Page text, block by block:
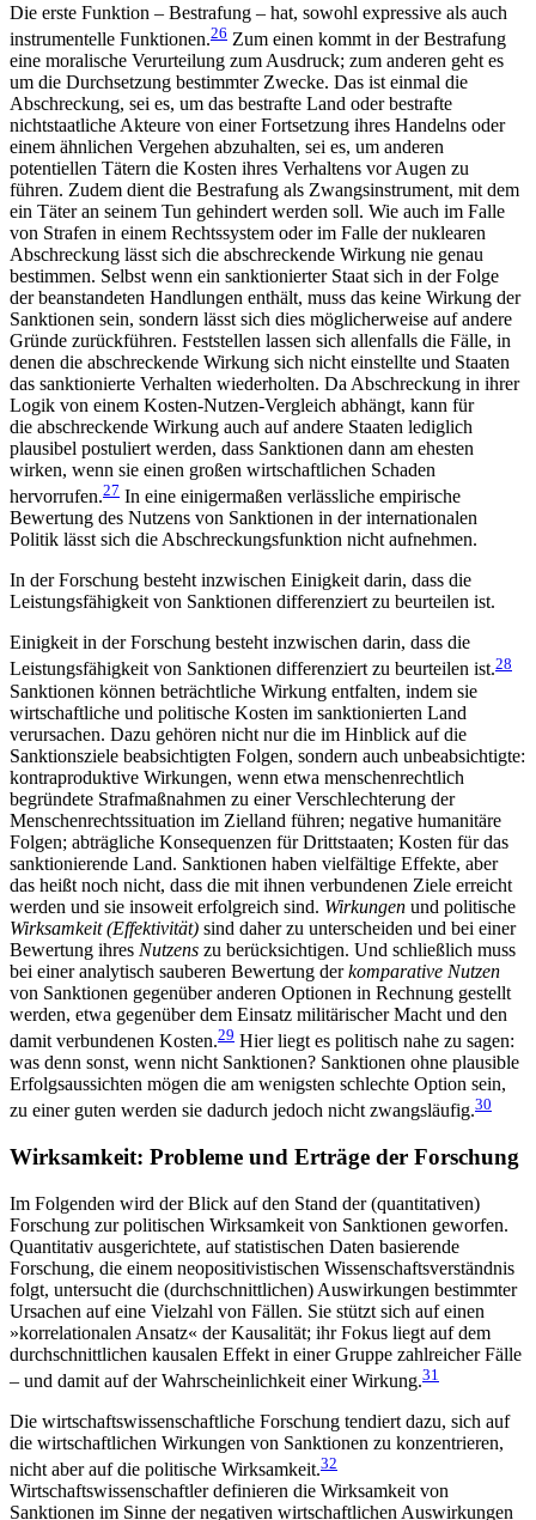
Die erste Funktion – Bestrafung – hat, sowohl expressive als auch
instrumentelle Funktionen.26 Zum einen kommt in der Bestrafung
eine moralische Ver­urteilung zum Ausdruck; zum anderen geht es
um die Durchsetzung bestimmter Zwecke. Das ist einmal die
Abschreckung, sei es, um das bestrafte Land oder bestrafte
nichtstaatliche Akteure von einer Fortsetzung ihres Handelns oder
einem ähnlichen Vergehen abzuhalten, sei es, um anderen
potentiellen Tätern die Kosten ihres Verhaltens vor Augen zu
führen. Zudem dient die Bestrafung als Zwangsinstrument, mit dem
ein Täter an seinem Tun gehindert werden soll. Wie auch im Falle
von Strafen in einem Rechts­system oder im Falle der nuklearen
Abschreckung lässt sich die abschreckende Wirkung nie genau
bestimmen. Selbst wenn ein sanktionierter Staat sich in der Folge
der beanstandeten Handlungen enthält, muss das keine Wirkung der
Sanktionen sein, son­dern lässt sich dies möglicherweise auf andere
Gründe zurückführen. Feststellen lassen sich allenfalls die Fälle, in
denen die abschreckende Wirkung sich nicht einstellte und Staaten
das sanktionierte Verhalten wiederholten. Da Abschreckung in ihrer
Logik von einem Kosten-Nutzen-Vergleich abhängt, kann für
die abschreckende Wirkung auch auf andere Staaten lediglich
plausibel postuliert werden, dass Sanktionen dann am ehesten
wirken, wenn sie einen großen wirtschaftlichen Schaden
hervorrufen.27 In eine einigermaßen verlässliche empirische
Bewertung des Nutzens von Sanktionen in der internationalen
Politik lässt sich die Abschreckungsfunktion nicht aufnehmen.
In der Forschung besteht inzwischen Einigkeit darin, dass die
Leistungs­fähigkeit von Sanktionen differen­ziert zu beurteilen ist.
Einigkeit in der Forschung besteht inzwischen darin, dass die
Leistungsfähigkeit von Sanktionen differenziert zu beurteilen ist.28
Sanktionen können beträchtliche Wirkung entfalten, indem sie
wirtschaft­liche und politische Kosten im sanktionierten Land
verursachen. Dazu gehören nicht nur die im Hinblick auf die
Sanktionsziele beabsichtigten Folgen, sondern auch unbeabsichtigte:
kontraproduktive Wirkungen, wenn etwa menschenrechtlich
begründete Strafmaßnahmen zu einer Verschlechterung der
Menschenrechtssituation im Zielland führen; negative humanitäre
Folgen; abträgliche Konsequenzen für Drittstaaten; Kosten für das
sanktionierende Land. Sanktionen haben vielfältige Effekte, aber
das heißt noch nicht, dass die mit ihnen verbundenen Ziele erreicht
wer­den und sie insoweit erfolgreich sind. Wirkungen und poli­tische
Wirksamkeit (Effektivität) sind daher zu unterscheiden und bei einer
Bewertung ihres Nutzens zu berücksichtigen. Und schließlich muss
bei einer analytisch sauberen Bewertung derkomparative Nutzen
von Sanktionen gegenüber anderen Optionen in Rech­nung gestellt
werden, etwa gegenüber dem Ein­satz militärischer Macht und den
damit verbundenen Kosten.29 Hier liegt es politisch nahe zu sagen:
was denn sonst, wenn nicht Sanktionen? Sanktionen ohne plausible
Erfolgsaussichten mögen die am wenigsten schlechte Option sein,
zu einer guten werden sie da­durch jedoch nicht zwangsläufig.30
Wirksamkeit: Probleme und Erträge der Forschung
Im Folgenden wird der Blick auf den Stand der (quan­titativen)
Forschung zur politischen Wirksamkeit von Sanktionen geworfen.
Quantitativ ausgerichtete, auf statistischen Daten basierende
Forschung, die einem neopositivistischen Wissenschaftsverständnis
folgt, untersucht die (durchschnittlichen) Auswirkungen bestimmter
Ursachen auf eine Vielzahl von Fällen. Sie stützt sich auf einen
»korrelationalen Ansatz« der Kausalität; ihr Fokus liegt auf dem
durchschnittlichen kausalen Effekt in einer Gruppe zahlreicher Fälle
– und damit auf der Wahrscheinlichkeit einer Wir­kung.31
Die wirtschaftswissenschaftliche Forschung tendiert dazu, sich auf
die wirtschaftlichen Wirkungen von Sanktionen zu konzentrieren,
nicht aber auf die politische Wirksamkeit.32
Wirtschaftswissenschaftler definieren die Wirksamkeit von
Sanktionen im Sinne der negativen wirtschaftlichen Auswirkungen